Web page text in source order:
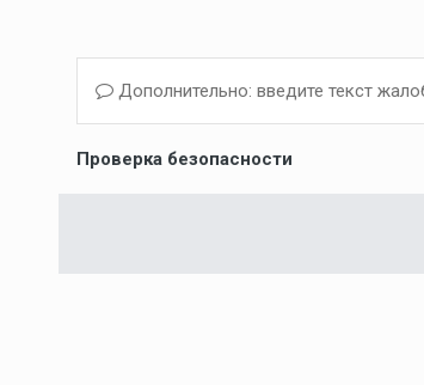
Дополнительно: введите текст
Проверка безопасности